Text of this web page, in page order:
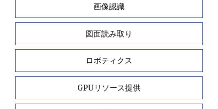
画像認識
図面読み取り
ロボティクス
GPUリソース提供